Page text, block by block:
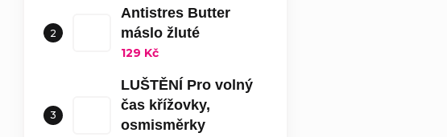
Antistres Butter
máslo žluté
129 Kč
LUŠTĚNÍ Pro volný
čas křížovky,
osmisměrky